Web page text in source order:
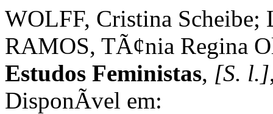
WOLFF, Cristina Scheibe;
RAMOS, TÃ¢nia Regina
Estudos Feministas, [S. l.]
DisponÃ­vel em: